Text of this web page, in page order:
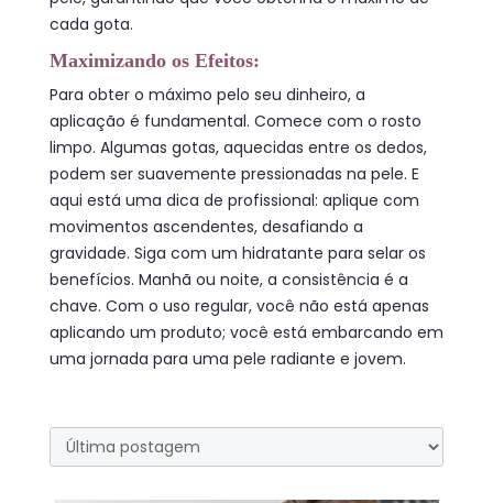
cada gota.
Maximizando os Efeitos:
Para obter o máximo pelo seu dinheiro, a
aplicação é fundamental. Comece com o rosto
limpo. Algumas gotas, aquecidas entre os dedos,
podem ser suavemente pressionadas na pele. E
aqui está uma dica de profissional: aplique com
movimentos ascendentes, desafiando a
gravidade. Siga com um hidratante para selar os
benefícios. Manhã ou noite, a consistência é a
chave. Com o uso regular, você não está apenas
aplicando um produto; você está embarcando em
uma jornada para uma pele radiante e jovem.